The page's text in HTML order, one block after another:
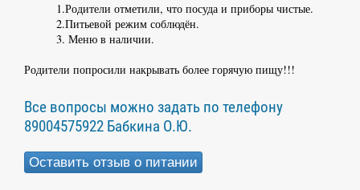
1.Родители отметили, что посуда и приборы чистые.
2.Питьевой режим соблюдён.
3. Меню в наличии.
Родители попросили накрывать более горячую пищу!!!
Все вопросы можно задать по телефону
89004575922 Бабкина О.Ю.
Оставить отзыв о питании